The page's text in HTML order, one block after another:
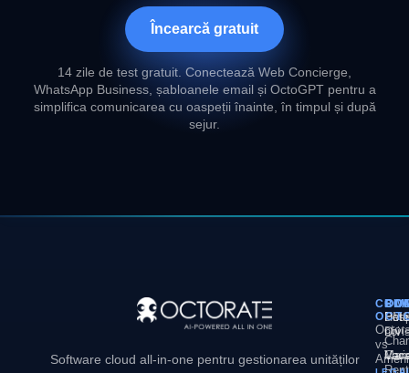
Încearcă gratuit
14 zile de test gratuit. Conectează Web Concierge,
WhatsApp Business, șabloanele email și OctoGPT pentru a
simplifica comunicarea cu oaspeții înainte, în timpul și după
sejur.
Software cloud all-in-one pentru gestionarea unităților
noi
vs